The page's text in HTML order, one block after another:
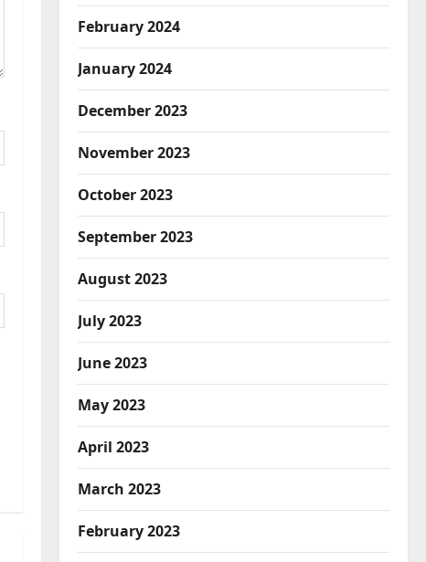
February 2024
January 2024
December 2023
November 2023
October 2023
September 2023
August 2023
July 2023
June 2023
May 2023
April 2023
March 2023
February 2023